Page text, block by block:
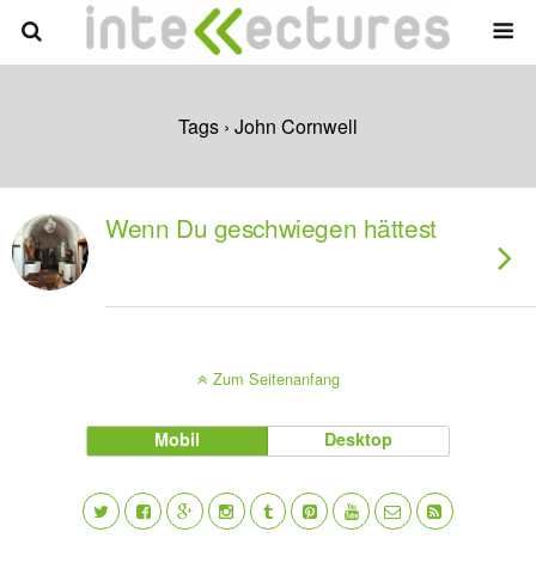
Tags › John Cornwell
Wenn Du geschwiegen hättest
Zum Seitenanfang
Mobil Desktop